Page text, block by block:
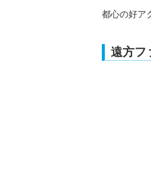
都心の好ア
遠方フ